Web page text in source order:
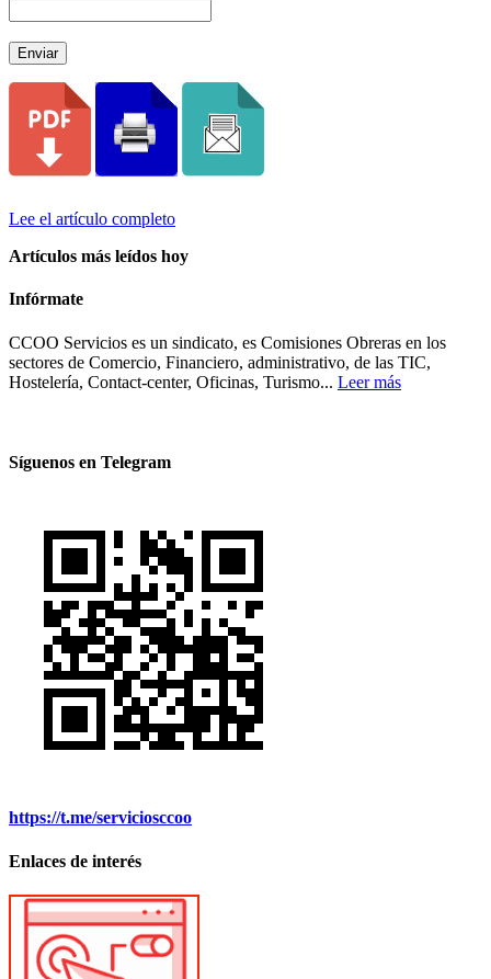
Enviar
Lee el artículo completo
Artículos más leídos hoy
Infórmate
CCOO Servicios es un sindicato, es Comisiones Obreras en los
sectores de Comercio, Financiero, administrativo, de las TIC,
Hostelería, Contact-center, Oficinas, Turismo... Leer más
Síguenos en Telegram
https://t.me/serviciosccoo
Enlaces de interés